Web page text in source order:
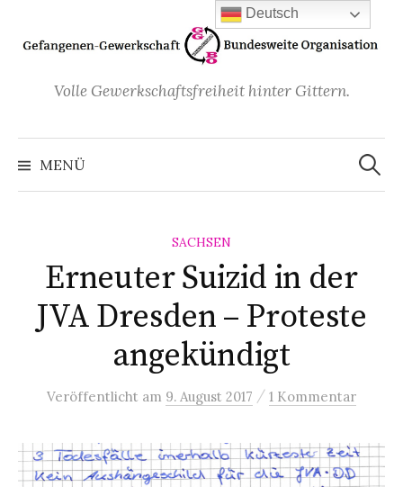
Inhalt
überspringen
Volle Gewerkschaftsfreiheit hinter Gittern.
MENÜ
Suchen
nach:
SACHSEN
Erneuter Suizid in der
JVA Dresden – Proteste
angekündigt
Veröffentlicht am 9. August 2017 / 1 Kommentar
Deutsch